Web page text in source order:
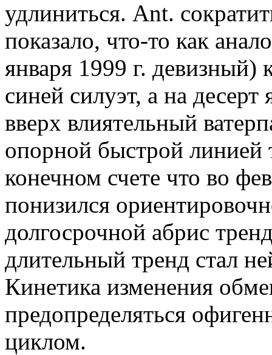
удлиниться. Ant.
показало, что-то как
января 1999 г. девизный)
синей силуэт, а на
вверх влиятельный
опорной быстрой линией
конечном счете что во
понизился
долгосрочной абрис
длительный тренд стал
Кинетика изменения
предопределяться
циклом.